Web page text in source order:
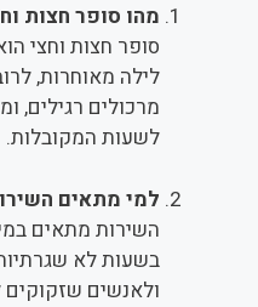
מהו סופר חצות
סופר חצות וחצי
לילה מאוחרות,
מרכולים רגילים,
לשעות המקובלות.
למי מתאים
השירות מתאים
בשעות לא
ולאנשים